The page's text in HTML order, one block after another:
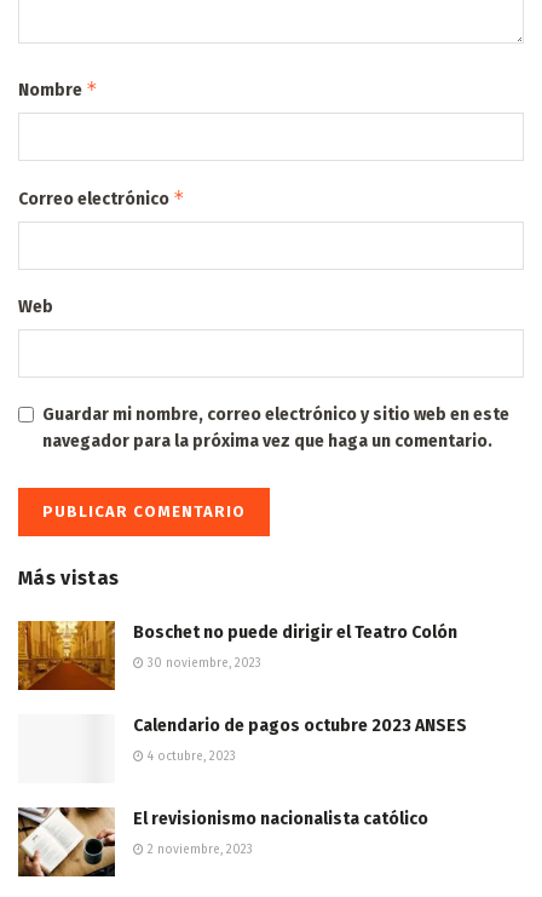
Nombre *
Correo electrónico *
Web
Guardar mi nombre, correo electrónico y sitio web en este
navegador para la próxima vez que haga un comentario.
Más vistas
Boschet no puede dirigir el Teatro Colón
30 noviembre, 2023
Calendario de pagos octubre 2023 ANSES
4 octubre, 2023
El revisionismo nacionalista católico
2 noviembre, 2023